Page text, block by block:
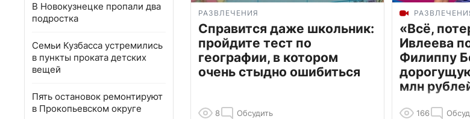
В Новокузнецке пропали два
подростка
Семьи Кузбасса устремились
в пункты проката детских
вещей
Пять остановок ремонтируют
в Прокопьевском округе
РАЗВЛЕЧЕНИЯ
Справится даже школьник:
пройдите тест по
географии, в котором
очень стыдно ошибиться
8 Обсудить
«Всё,
Ивлеева
Филиппу
млн
166